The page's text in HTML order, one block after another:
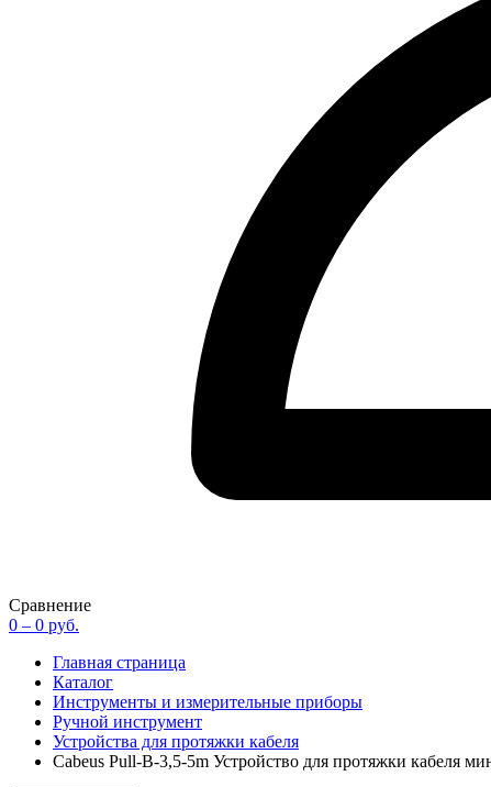
Сравнение
0 – 0 руб.
Главная страница
Каталог
Инструменты и измерительные приборы
Ручной инструмент
Устройства для протяжки кабеля
Cabeus Pull-B-3,5-5m Устройство для протяжки кабеля